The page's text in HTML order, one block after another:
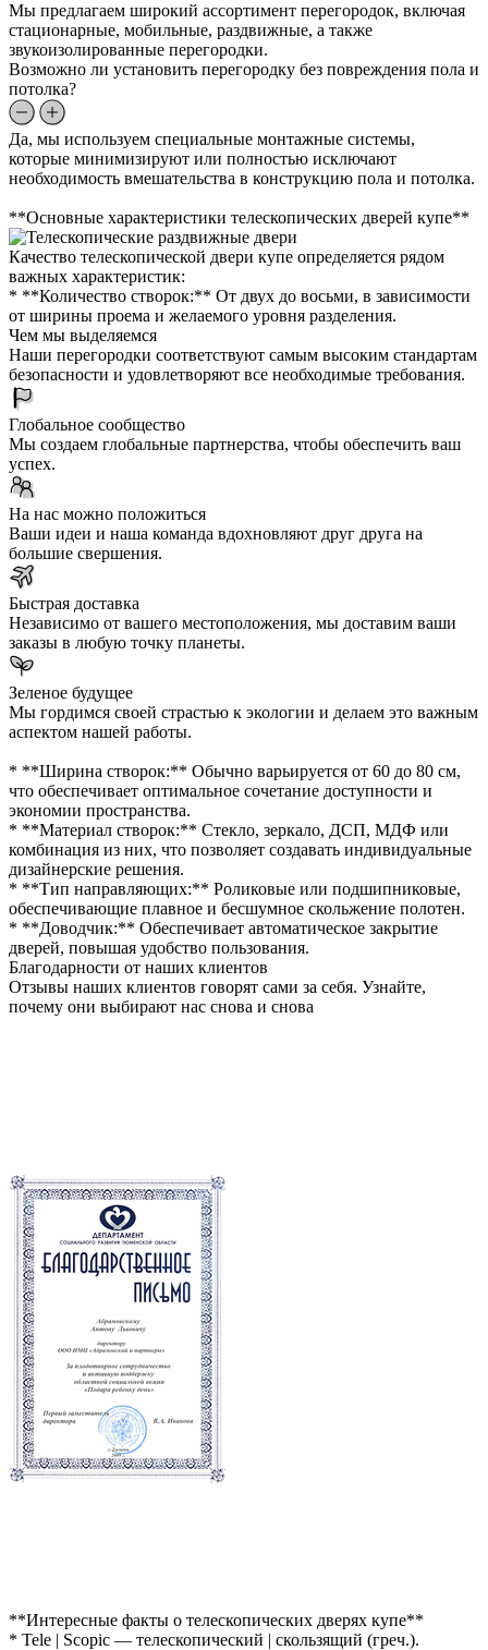
Мы предлагаем широкий ассортимент перегородок, включая
стационарные, мобильные, раздвижные, а также
звукоизолированные перегородки.
Возможно ли установить перегородку без повреждения пола и
потолка?
Да, мы используем специальные монтажные системы,
которые минимизируют или полностью исключают
необходимость вмешательства в конструкцию пола и потолка.
**Основные характеристики телескопических дверей купе**
Качество телескопической двери купе определяется рядом
важных характеристик:
* **Количество створок:** От двух до восьми, в зависимости
от ширины проема и желаемого уровня разделения.
Чем мы выделяемся
Наши перегородки соответствуют самым высоким стандартам
безопасности и удовлетворяют все необходимые требования.
Глобальное сообщество
Мы создаем глобальные партнерства, чтобы обеспечить ваш
успех.
На нас можно положиться
Ваши идеи и наша команда вдохновляют друг друга на
большие свершения.
Быстрая доставка
Независимо от вашего местоположения, мы доставим ваши
заказы в любую точку планеты.
Зеленое будущее
Мы гордимся своей страстью к экологии и делаем это важным
аспектом нашей работы.
* **Ширина створок:** Обычно варьируется от 60 до 80 см,
что обеспечивает оптимальное сочетание доступности и
экономии пространства.
* **Материал створок:** Стекло, зеркало, ДСП, МДФ или
комбинация из них, что позволяет создавать индивидуальные
дизайнерские решения.
* **Тип направляющих:** Роликовые или подшипниковые,
обеспечивающие плавное и бесшумное скольжение полотен.
* **Доводчик:** Обеспечивает автоматическое закрытие
дверей, повышая удобство пользования.
Благодарности от наших клиентов
Отзывы наших клиентов говорят сами за себя. Узнайте,
почему они выбирают нас снова и снова
**Интересные факты о телескопических дверях купе**
* Tele | Scopic — телескопический | скользящий (греч.).